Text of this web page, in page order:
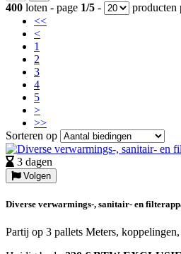
400 loten - page 1/5 -
producten
<<
<
1
2
3
4
5
>
>>
Sorteren op
3 dagen
Volgen
Diverse verwarmings-, sanitair- en
Partij op 3 pallets Meters,